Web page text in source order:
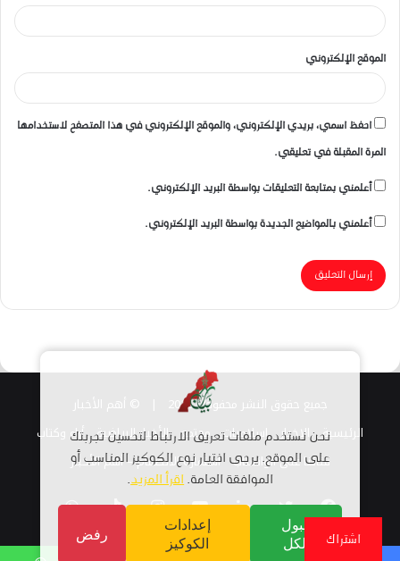
الموقع الإلكتروني
احفظ اسمي، بريدي الإلكتروني، والموقع الإلكتروني في هذا المتصفح لاستخدامها
المرة المقبلة في تعليقي.
أعلمني بمتابعة التعليقات بواسطة البريد الإلكتروني.
أعلمني بالمواضيع الجديدة بواسطة البريد الإلكتروني.
جميع حقوق النشر محفوظة 2026 |
الرئيسية
الاخبار اسلاميات مجتمع الأخبار الرياضية أراء وكتاب
قناتنا على الواتساب استمارة الانضمام – أهم الأخبار
فيسبوكتويتر لينكدإنيوتيوبانستقرامTikTokواتساب
نحن نستخدم ملفات تعريف الارتباط لتحسين تجربتك
على الموقع. يرجى اختيار نوع الكوكيز المناسب أو
الموافقة العامة.اقرأ المزيد.
قبول
الكل
إعدادات
الكوكيز
رفض اشتراك